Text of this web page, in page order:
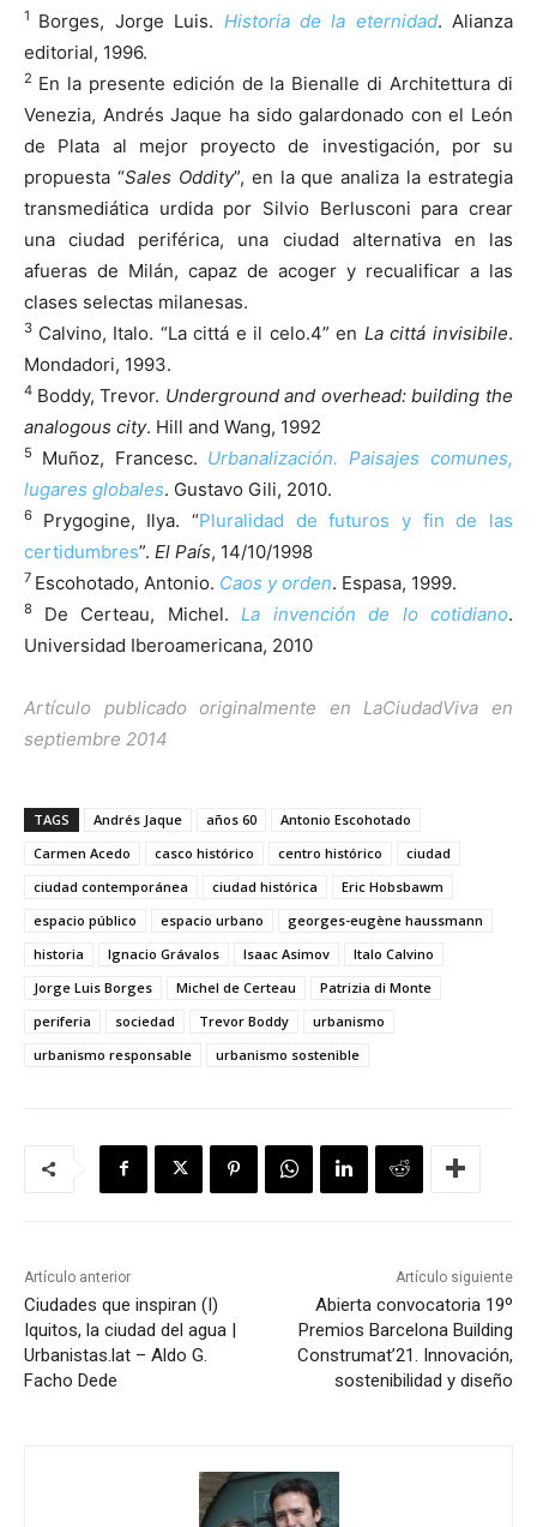
1 Borges, Jorge Luis. Historia de la eternidad. Alianza
editorial, 1996.
2 En la presente edición de la Bienalle di Architettura di
Venezia, Andrés Jaque ha sido galardonado con el León
de Plata al mejor proyecto de investigación, por su
propuesta “Sales Oddity”, en la que analiza la estrategia
transmediática urdida por Silvio Berlusconi para crear
una ciudad periférica, una ciudad alternativa en las
afueras de Milán, capaz de acoger y recualificar a las
clases selectas milanesas.
3 Calvino, Italo. “La cittá e il celo.4” en La cittá invisibile.
Mondadori, 1993.
4 Boddy, Trevor. Underground and overhead: building the
analogous city. Hill and Wang, 1992
5 Muñoz, Francesc. Urbanalización. Paisajes comunes,
lugares globales. Gustavo Gili, 2010.
6 Prygogine, Ilya. “Pluralidad de futuros y fin de las
certidumbres”. El País, 14/10/1998
7 Escohotado, Antonio. Caos y orden. Espasa, 1999.
8 De Certeau, Michel. La invención de lo cotidiano.
Universidad Iberoamericana, 2010
Artículo publicado originalmente en LaCiudadViva en
septiembre 2014
TAGS Andrés Jaque años 60
Antonio Escohotado
Carmen Acedo
casco histórico centro histórico
ciudad
ciudad contemporánea
ciudad histórica
Eric Hobsbawm
espacio público
espacio urbano
georges-eugène haussmann
historia
Ignacio Grávalos Isaac Asimov
Italo Calvino
Jorge Luis Borges
Michel de Certeau
Patrizia di Monte
periferia
sociedad Trevor Boddy
urbanismo
urbanismo responsable
urbanismo sostenible
Artículo anterior
Ciudades que inspiran (I)
Iquitos, la ciudad del agua |
Urbanistas.lat – Aldo G.
Facho Dede
Artículo siguiente
Abierta convocatoria 19º
Premios Barcelona Building
Construmat’21. Innovación,
sostenibilidad y diseño